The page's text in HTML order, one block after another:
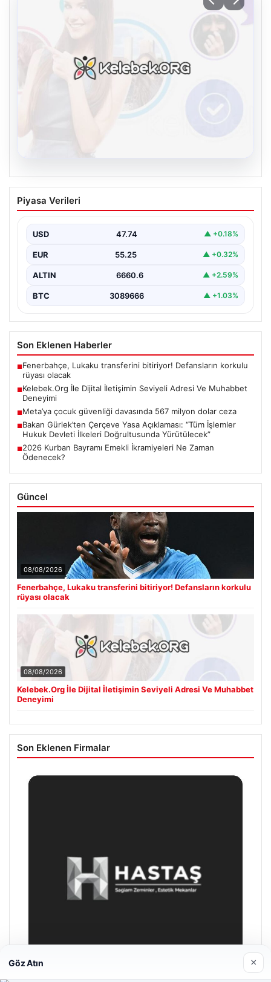
Kelebek.Org İle Dijital İletişimin Seviyeli
Adresi Ve Muhabbet Deneyimi
kurması büyük bir hassasiyet ifade etmektedir.
Günümüzde…
Piyasa Verileri
USD 47.74 ▲ +0.18%
EUR 55.25 ▲ +0.32%
ALTIN 6660.6 ▲ +2.59%
BTC 3089666 ▲ +1.03%
Son Eklenen Haberler
■Fenerbahçe, Lukaku transferini bitiriyor! Defansların korkulu
rüyası olacak
■Kelebek.Org İle Dijital İletişimin Seviyeli Adresi Ve Muhabbet
Deneyimi
■Meta’ya çocuk güvenliği davasında 567 milyon dolar ceza
■Bakan Gürlek’ten Çerçeve Yasa Açıklaması: “Tüm İşlemler
Hukuk Devleti İlkeleri Doğrultusunda Yürütülecek”
■2026 Kurban Bayramı Emekli İkramiyeleri Ne Zaman
Ödenecek?
Güncel
08/08/2026
Fenerbahçe, Lukaku transferini bitiriyor! Defansların korkulu
rüyası olacak
08/08/2026
Kelebek.Org İle Dijital İletişimin Seviyeli Adresi Ve Muhabbet
Deneyimi
Son Eklenen Firmalar
Göz Atın ×